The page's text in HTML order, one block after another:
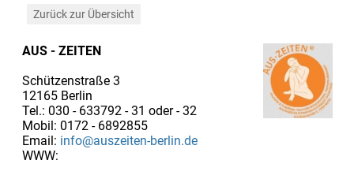
Zurück zur Übersicht
AUS - ZEITEN
Schützenstraße 3
12165 Berlin
Tel.: 030 - 633792 - 31 oder - 32
Mobil: 0172 - 6892855
Email: info@auszeiten-berlin.de
WWW: